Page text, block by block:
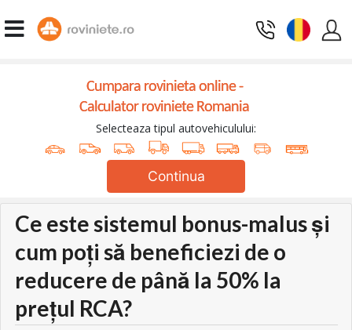
Cumpara rovinieta online -
Calculator roviniete Romania
Selecteaza tipul autovehiculului:
Continua
Ce este sistemul bonus-malus și
cum poți să beneficiezi de o
reducere de până la 50% la
prețul RCA?